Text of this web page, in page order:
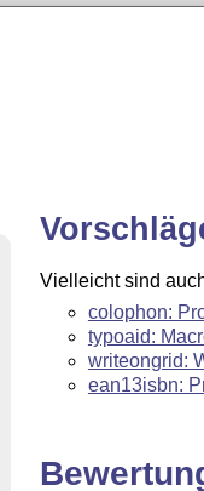
Vielleicht sind
colophon:
typoaid:
writeongrid:
ean13isbn: